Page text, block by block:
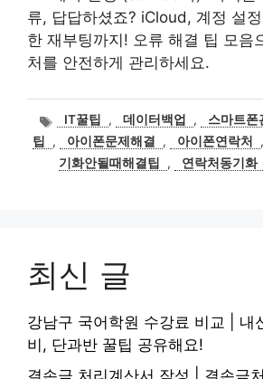
류, 답답하셨죠? iCloud, 계정 설
한 재부팅까지! 오류 해결 팁 모음
처를 안전하게 관리하세요.
태IT꿀팁 , 데이터백업 , 스마트폰
팁
, 아이폰문제해결 , 아이폰연락처 ,
기화안될때해결팁
, 연락처동기화
최신 글
강남구 국어학원 수강료 비교 | 내
비, 단과반 꿀팁 공유해요!
결손금 처리계산서 작성 | 결손금